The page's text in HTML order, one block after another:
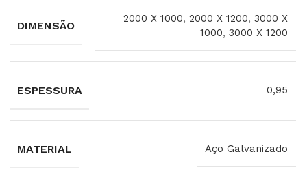
DIMENSÃO
2000 X 1000,2000 X 1200,3000 X
1000,3000 X 1200
ESPESSURA 0,95
MATERIAL Aço Galvanizado